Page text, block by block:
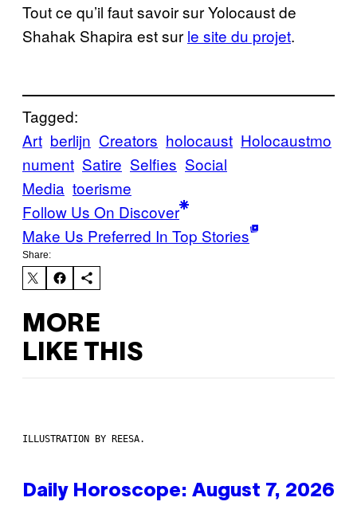
Tout ce qu’il faut savoir sur Yolocaust de
Shahak Shapira est sur le site du projet.
Tagged:
Art berlijn Creators holocaust Holocaustmo
nument Satire Selfies Social
Media toerisme
Follow Us On Discover
Make Us Preferred In Top Stories
Share:
MORE
LIKE THIS
ILLUSTRATION BY REESA.
Daily Horoscope: August 7, 2026